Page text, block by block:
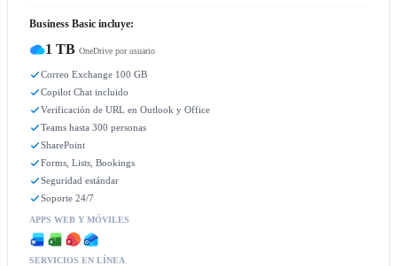
Business Basic incluye:
1 TB OneDrive por usuario
Correo Exchange 100 GB
Copilot Chat incluido
Verificación de URL en Outlook y Office
Teams hasta 300 personas
SharePoint
Forms, Lists, Bookings
Seguridad estándar
Soporte 24/7
APPS WEB Y MÓVILES
SERVICIOS EN LÍNEA